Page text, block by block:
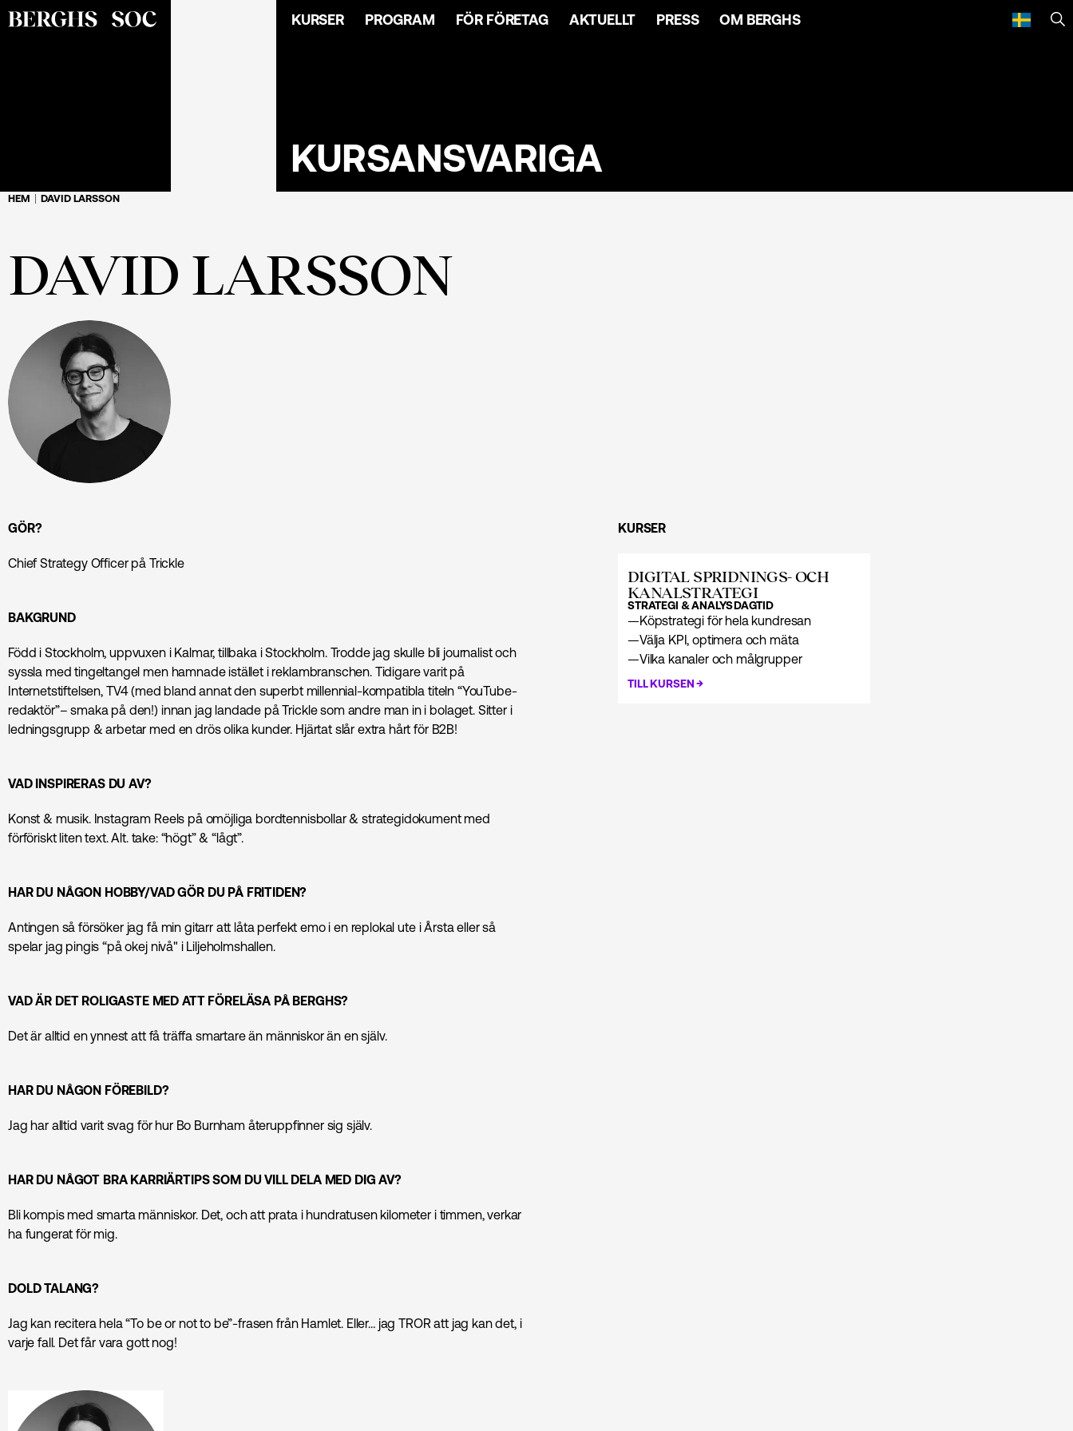
KURSER PROGRAM FÖR FÖRETAG AKTUELLT PRESS OM BERGHS
KURSANSVARIGA
HEM DAVID LARSSON
DAVID LARSSON
GÖR?
Chief Strategy Officer på Trickle
BAKGRUND
Född i Stockholm, uppvuxen i Kalmar, tillbaka i Stockholm. Trodde jag skulle bli journalist och
syssla med tingeltangel men hamnade istället i reklambranschen. Tidigare varit på
Internetstiftelsen, TV4 (med bland annat den superbt millennial-kompatibla titeln “YouTube-
redaktör”– smaka på den!) innan jag landade på Trickle som andre man in i bolaget. Sitter i
ledningsgrupp & arbetar med en drös olika kunder. Hjärtat slår extra hårt för B2B!
VAD INSPIRERAS DU AV?
Konst & musik. Instagram Reels på omöjliga bordtennisbollar & strategidokument med
förföriskt liten text. Alt. take: “högt” & “lågt”.
HAR DU NÅGON HOBBY/VAD GÖR DU PÅ FRITIDEN?
Antingen så försöker jag få min gitarr att låta perfekt emo i en replokal ute i Årsta eller så
spelar jag pingis “på okej nivå" i Liljeholmshallen.
VAD ÄR DET ROLIGASTE MED ATT FÖRELÄSA PÅ BERGHS?
Det är alltid en ynnest att få träffa smartare än människor än en själv.
HAR DU NÅGON FÖREBILD?
Jag har alltid varit svag för hur Bo Burnham återuppfinner sig själv.
HAR DU NÅGOT BRA KARRIÄRTIPS SOM DU VILL DELA MED DIG AV?
Bli kompis med smarta människor. Det, och att prata i hundratusen kilometer i timmen, verkar
ha fungerat för mig.
DOLD TALANG?
Jag kan recitera hela “To be or not to be”-frasen från Hamlet. Eller… jag TROR att jag kan det, i
varje fall. Det får vara gott nog!
KURSER
DIGITAL SPRIDNINGS- OCH
KANALSTRATEGI
STRATEGI & ANALYSDAGTID
—Köpstrategi för hela kundresan
—Välja KPI, optimera och mäta
—Vilka kanaler och målgrupper
TILL KURSEN→